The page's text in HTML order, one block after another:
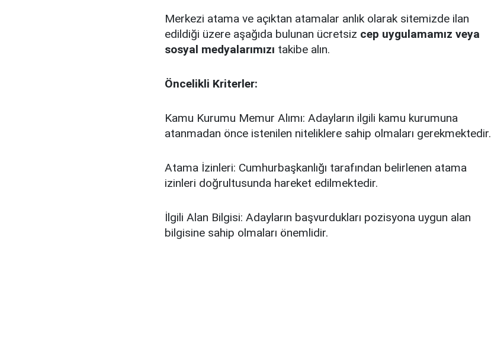
Merkezi atama ve açıktan atamalar anlık olarak sitemizde ilan
edildiği üzere aşağıda bulunan ücretsiz cep uygulamamız veya
sosyal medyalarımızı takibe alın.
Öncelikli Kriterler:
Kamu Kurumu Memur Alımı: Adayların ilgili kamu kurumuna
atanmadan önce istenilen niteliklere sahip olmaları gerekmektedir.
Atama İzinleri: Cumhurbaşkanlığı tarafından belirlenen atama
izinleri doğrultusunda hareket edilmektedir.
İlgili Alan Bilgisi: Adayların başvurdukları pozisyona uygun alan
bilgisine sahip olmaları önemlidir.